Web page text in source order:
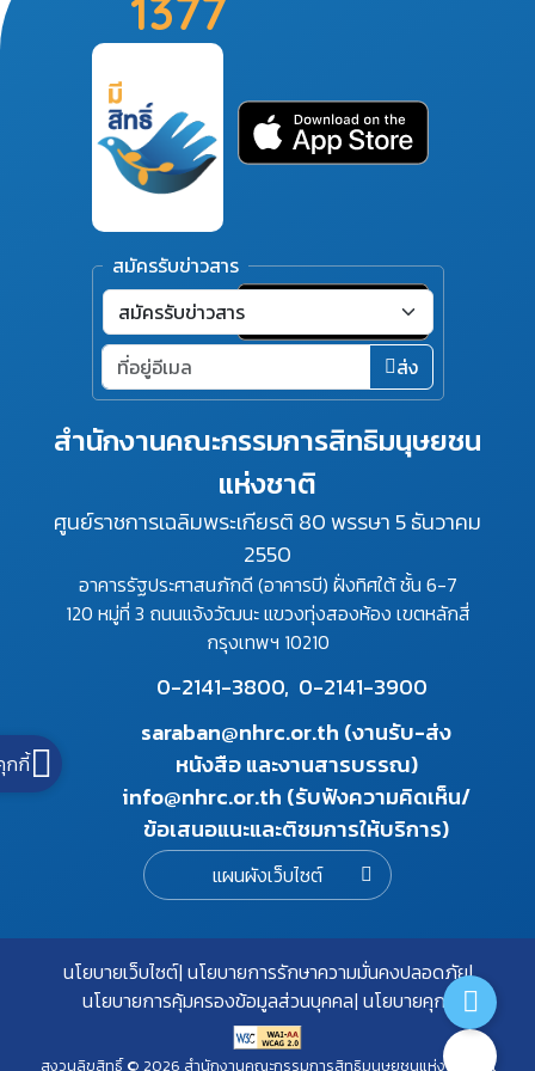
สำนักงานคณะกรรมการสิทธิมนุษยชน
แห่งชาติ
ศูนย์ราชการเฉลิมพระเกียรติ 80 พรรษา 5 ธันวาคม
2550
อาคารรัฐประศาสนภักดี (อาคารบี) ฝั่งทิศใต้ ชั้น 6-7
120 หมู่ที่ 3 ถนนแจ้งวัฒนะ แขวงทุ่งสองห้อง เขตหลักสี่
กรุงเทพฯ 10210
0-2141-3800, 0-2141-3900
saraban@nhrc.or.th (งานรับ-ส่ง
หนังสือ และงานสารบรรณ)
info@nhrc.or.th (รับฟังความคิดเห็น/
ข้อเสนอแนะและติชมการให้บริการ)
แผนผังเว็บไซต์
1377
สมัครรับข่าวสาร
ส่ง
นโยบายเว็บไซต์ นโยบายการรักษาความมั่นคงปลอดภัย
นโยบายการคุ้มครองข้อมูลส่วนบุคคล นโยบายคุกกี้
สงวนลิขสิทธิ์ © 2026 สำนักงานคณะกรรมการสิทธิมนุษยชนแห่งชาติ. All
กกี้